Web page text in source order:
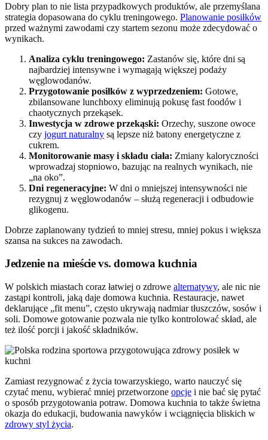
Dobry plan to nie lista przypadkowych produktów, ale przemyślana
strategia dopasowana do cyklu treningowego. Planowanie posiłków
przed ważnymi zawodami czy startem sezonu może zdecydować o
wynikach.
Analiza cyklu treningowego: Zastanów się, które dni są
najbardziej intensywne i wymagają większej podaży
węglowodanów.
Przygotowanie posiłków z wyprzedzeniem: Gotowe,
zbilansowane lunchboxy eliminują pokusę fast foodów i
chaotycznych przekąsek.
Inwestycja w zdrowe przekąski: Orzechy, suszone owoce
czy jogurt naturalny są lepsze niż batony energetyczne z
cukrem.
Monitorowanie masy i składu ciała: Zmiany kaloryczności
wprowadzaj stopniowo, bazując na realnych wynikach, nie
„na oko”.
Dni regeneracyjne: W dni o mniejszej intensywności nie
rezygnuj z węglowodanów – służą regeneracji i odbudowie
glikogenu.
Dobrze zaplanowany tydzień to mniej stresu, mniej pokus i większa
szansa na sukces na zawodach.
Jedzenie na mieście vs. domowa kuchnia
W polskich miastach coraz łatwiej o zdrowe alternatywy, ale nic nie
zastąpi kontroli, jaką daje domowa kuchnia. Restauracje, nawet
deklarujące „fit menu”, często ukrywają nadmiar tłuszczów, sosów i
soli. Domowe gotowanie pozwala nie tylko kontrolować skład, ale
też ilość porcji i jakość składników.
Zamiast rezygnować z życia towarzyskiego, warto nauczyć się
czytać menu, wybierać mniej przetworzone opcje i nie bać się pytać
o sposób przygotowania potraw. Domowa kuchnia to także świetna
okazja do edukacji, budowania nawyków i wciągnięcia bliskich w
zdrowy styl życia.